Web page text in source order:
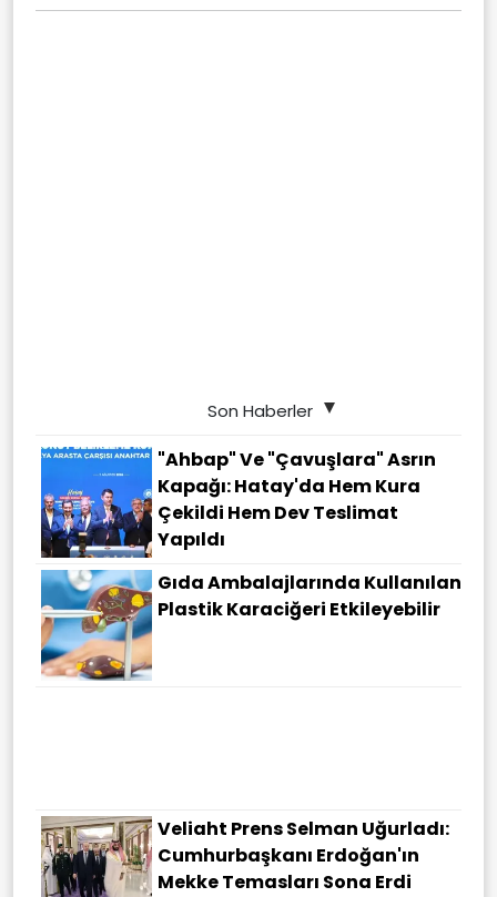
Son Haberler
"Ahbap" Ve "çavuşlara" Asrın
Kapağı: Hatay'da Hem Kura
Çekildi Hem Dev Teslimat
Yapıldı
Gıda Ambalajlarında Kullanılan
Plastik Karaciğeri Etkileyebilir
Veliaht Prens Selman Uğurladı:
Cumhurbaşkanı Erdoğan'ın
Mekke Temasları Sona Erdi